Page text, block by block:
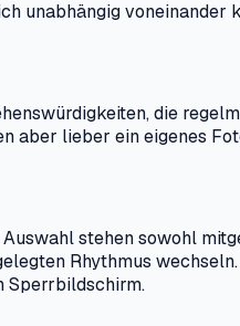
unabhängig voneinander
die
aber lieber ein eigenes
stehen sowohl
Rhythmus
Sperrbildschirm.